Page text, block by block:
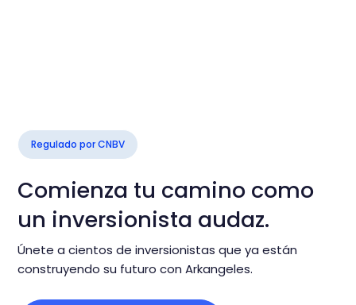
Regulado por CNBV
Comienza tu camino como
un inversionista audaz.
Únete a cientos de inversionistas que ya están
construyendo su futuro con Arkangeles.